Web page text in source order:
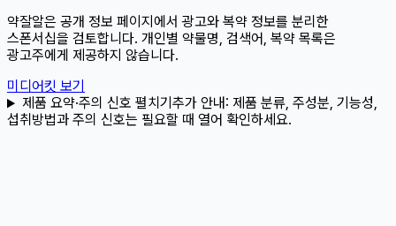
약잘알은 공개 정보 페이지에서 광고와 복약 정보를 분리한
스폰서십을 검토합니다. 개인별 약물명, 검색어, 복약 목록은
광고주에게 제공하지 않습니다.
미디어킷 보기
제품 요약·주의 신호 펼치기 추가 안내: 제품 분류, 주성분, 기능성,
섭취방법과 주의 신호는 필요할 때 열어 확인하세요.